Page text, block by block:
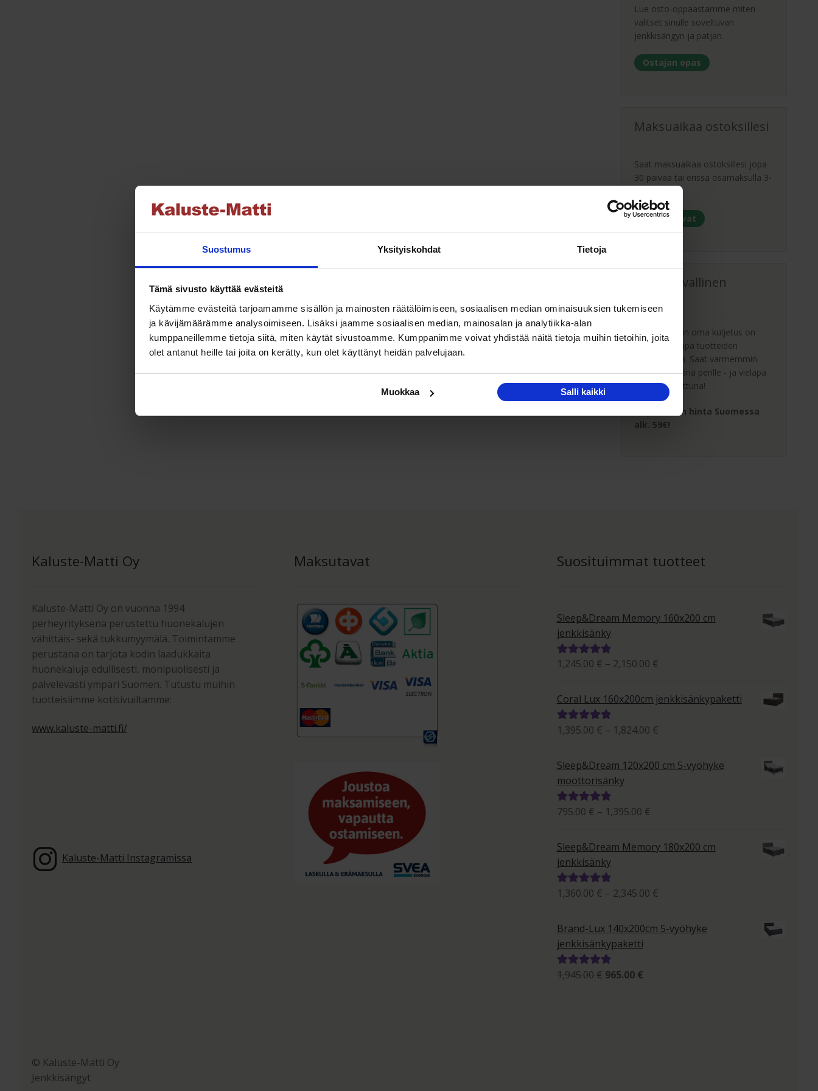
Suostumus Yksityiskohdat Tietoja
Tämä sivusto käyttää evästeitä
Käytämme evästeitä tarjoamamme sisällön ja mainosten räätälöimiseen, sosiaalisen median ominaisuuksien tukemiseen
ja kävijämäärämme analysoimiseen. Lisäksi jaamme sosiaalisen median, mainosalan ja analytiikka-alan
kumppaneillemme tietoja siitä, miten käytät sivustoamme. Kumppanimme voivat yhdistää näitä tietoja muihin tietoihin, joita
olet antanut heille tai joita on kerätty, kun olet käyttänyt heidän palvelujaan.
Muokkaa Salli kaikki
Lue osto-oppaastamme miten
valitset sinulle soveltuvan
jenkkisängyn ja patjan.
Ostajan opas
Maksuaikaa ostoksillesi
Saat maksuaikaa ostoksillesi jopa
30 päivää tai erissä osamaksulla 3-
Maksutavat
Oma turvallinen
Kaluste-Matin oma kuljetus on
turvallinen tapa tuotteiden
toimitukseen. Saat varmemmin
tuotteet ehjänä perille - ja vieläpä
sisäänkannettuna!
Kuljetuksen hinta Suomessa
alk. 59€!
Kaluste-Matti Oy
Kaluste-Matti Oy on vuonna 1994
perheyrityksenä perustettu huonekalujen
vähittäis- sekä tukkumyymälä. Toimintamme
perustana on tarjota kodin laadukkaita
huonekaluja edullisesti, monipuolisesti ja
palvelevasti ympäri Suomen. Tutustu muihin
tuotteisiimme kotisivuiltamme:
www.kaluste-matti.fi/
Kaluste-Matti Instagramissa
Maksutavat Suosituimmat tuotteet
Sleep&Dream Memory 160x200 cm
jenkkisänky
Arvostelu
5.00
/ 5
1,245.00 € – 2,150.00 €Hintaluokka:
-
Coral Lux 160x200cm jenkkisänkypaketti
Arvostelu
5.00
/ 5
1,395.00 € – 1,824.00 €
-
1,824.00 €
Sleep&Dream 120x200 cm 5-vyöhyke
moottorisänky
Arvostelu
5.00
/ 5
795.00 € – 1,395.00 €
1,395.00 €
Sleep&Dream Memory 180x200 cm
jenkkisänky
Arvostelu
5.00
/ 5
1,360.00 € – 2,345.00 €
-
2,345.00 €
Brand-Lux 140x200cm 5-vyöhyke
jenkkisänkypaketti
Arvostelu
1,945.00€ Alkuperäinen
965.00 €Nykyinen
© Kaluste-Matti Oy
Jenkkisängyt